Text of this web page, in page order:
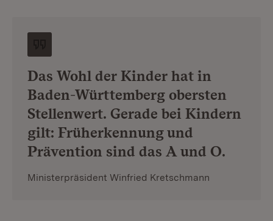
Das Wohl der Kinder hat in
Baden-Württemberg obersten
Stellenwert. Gerade bei Kindern
gilt: Früherkennung und
Prävention sind das A und O.
Ministerpräsident Winfried Kretschmann